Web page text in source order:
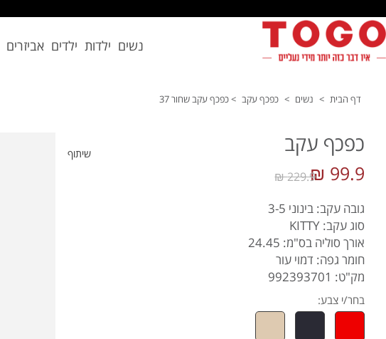
נשים ילדות ילדים אביזרים
דף הבית > נשים > כפכף עקב >כפכף עקב שחור 37
שיתוף כפכף עקב
99.9 ₪
229.9 ₪
גובה עקב: בינוני 3-5
סוג עקב: KITTY
אורך סוליה בס"מ: 24.45
חומר גפה: דמוי עור
מק"ט: 992393701
בחר/י צבע: